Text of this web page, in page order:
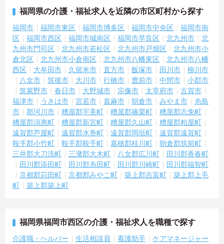
福岡県の介護・福祉求人を近隣の市区町村から探す
福岡市 福岡市東区 福岡市博多区 福岡市中央区
福岡市南
区
福岡市西区 福岡市城南区 福岡市早良区 北九州市
北
九州市門司区
北九州市若松区 北九州市戸畑区
北九州市小
倉北区
北九州市小倉南区 北九州市八幡東区
北九州市八幡
西区
大牟田市 久留米市 直方市 飯塚市 田川市
柳川市
八女市
筑後市 大川市 行橋市 豊前市 中間市
小郡市
筑紫野市
春日市 大野城市 宗像市 太宰府市
古賀市
福津市
うきは市 宮若市 嘉麻市 朝倉市 みやま市
糸島
市
那珂川市 糟屋郡宇美町 糟屋郡篠栗町
糟屋郡志免町
糟屋郡須惠町
糟屋郡新宮町 糟屋郡久山町
糟屋郡粕屋町
遠賀郡芦屋町
遠賀郡水巻町 遠賀郡岡垣町
遠賀郡遠賀町
鞍手郡小竹町
鞍手郡鞍手町 嘉穂郡桂川町
朝倉郡筑前町
三井郡大刀洗町
三潴郡大木町 八女郡広川町
田川郡香春町
田川郡添田町
田川郡糸田町 田川郡川崎町
田川郡福智町
京都郡苅田町
京都郡みやこ町 築上郡吉富町
築上郡上毛
町
築上郡築上町
福岡県福岡市西区の介護・福祉求人を職種で探す
介護職・ヘルパー 生活相談員 看護助手
ケアマネージャー